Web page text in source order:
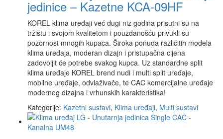
jedinice – Kazetne KCA-09HF
KOREL klima uređaji već dugi niz godina prisutni su na
tržištu i svojom kvalitetom i pouzdanošću privukli su
pozornost mnogih kupaca. Široka ponuda različitih modela
klima uređaja, moderan dizajn i pristupačna cijena
zadovoljit će potrebe svakog kupca. Uz standardne split
klima uređaje KOREL brend nudi i multi split uređaje,
mobilne uređaje, odvlaživače, te CAC komercijalne uređaje
modernog dizajna i vrhunskih karakteristika!
Kategorije: Kazetni sustavi, Klima uređaji, Multi sustavi